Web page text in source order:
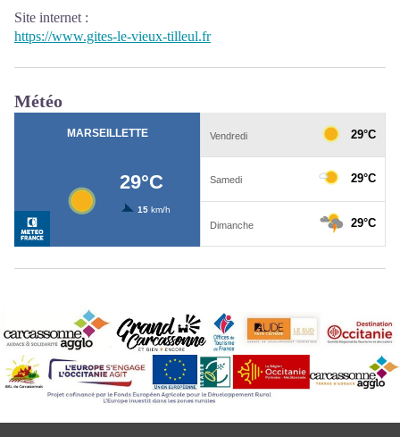
Site internet :
https://www.gites-le-vieux-tilleul.fr
Météo